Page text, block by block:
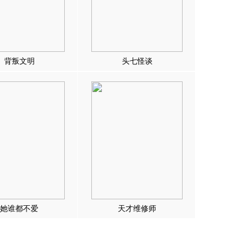
背叛文明 头七怪谈
她谁都不爱 天才维修师